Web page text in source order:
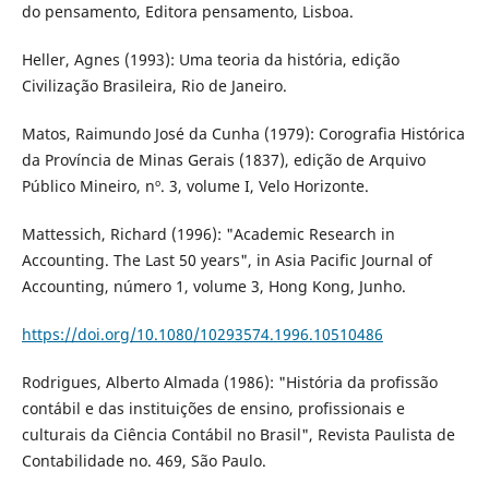
do pensamento, Editora pensamento, Lisboa.
Heller, Agnes (1993): Uma teoria da história, edição
Civilização Brasileira, Rio de Janeiro.
Matos, Raimundo José da Cunha (1979): Corografia Histórica
da Província de Minas Gerais (1837), edição de Arquivo
Público Mineiro, nº. 3, volume I, Velo Horizonte.
Mattessich, Richard (1996): "Academic Research in
Accounting. The Last 50 years", in Asia Pacific Journal of
Accounting, número 1, volume 3, Hong Kong, Junho.
https://doi.org/10.1080/10293574.1996.10510486
Rodrigues, Alberto Almada (1986): "História da profissão
contábil e das instituições de ensino, profissionais e
culturais da Ciência Contábil no Brasil", Revista Paulista de
Contabilidade no. 469, São Paulo.